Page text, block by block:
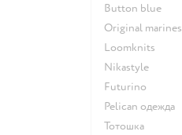
Button blue
Original marines
Loomknits
Nikastyle
Futurino
Pelican одежда
Тотошка